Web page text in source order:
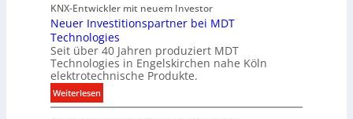
s
t
e
c
h
n
i
k
t
e
n
i
e
m
e
n
s
E
n
KNX-Entwickler mit neuem Investor
Neuer Investitionspartner bei MDT
Technologies
Seit über 40 Jahren produziert MDT
Technologies in Engelskirchen nahe Köln
elektrotechnische Produkte.
Weiterlesen:
N